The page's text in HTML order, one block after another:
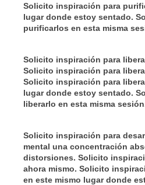
Solicito inspiración para
lugar donde estoy sentado.
purificarlos en esta misma
Solicito inspiración para
Solicito inspiración para
Solicito inspiración para
lugar donde estoy sentado.
liberarlo en esta misma
Solicito inspiración para
mental una concentración
distorsiones. Solicito
ahora mismo. Solicito
en este mismo lugar donde